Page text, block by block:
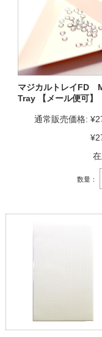
マジカルトレイFD
Tray 【メール便可】
通常販売価格:
数量：